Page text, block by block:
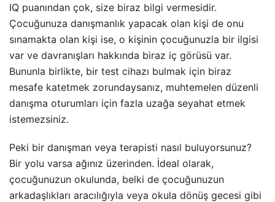
IQ puanından çok, size biraz bilgi vermesidir.
Çocuğunuza danışmanlık yapacak olan kişi de onu
sınamakta olan kişi ise, o kişinin çocuğunuzla bir ilgisi
var ve davranışları hakkında biraz iç görüsü var.
Bununla birlikte, bir test cihazı bulmak için biraz
mesafe katetmek zorundaysanız, muhtemelen düzenli
danışma oturumları için fazla uzağa seyahat etmek
istemezsiniz.
Peki bir danışman veya terapisti nasıl buluyorsunuz?
Bir yolu varsa ağınız üzerinden. İdeal olarak,
çocuğunuzun okulunda, belki de çocuğunuzun
arkadaşlıkları aracılığıyla veya okula dönüş gecesi gibi